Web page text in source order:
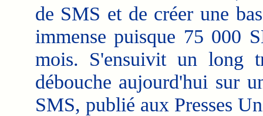
de SMS et de créer une
immense puisque 75 000
mois. S'ensuivit un long
débouche aujourd'hui sur
SMS, publié aux Presses